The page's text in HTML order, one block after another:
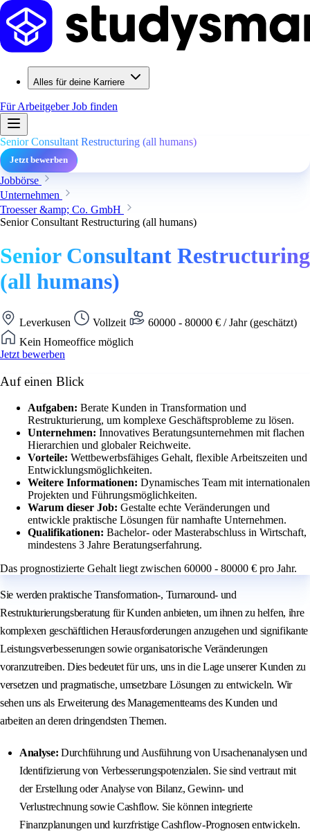
Alles für deine Karriere
Für ArbeitgeberJob finden
Senior Consultant Restructuring (all humans)
Jetzt bewerben
Jobbörse
Unternehmen
Troesser &amp; Co. GmbH
Senior Consultant Restructuring (all humans)
Senior Consultant Restructuring
(all humans)
Leverkusen Vollzeit
60000 - 80000 € / Jahr (geschätzt)
Kein Homeoffice möglich
Jetzt bewerben
Auf einen Blick
Aufgaben: Berate Kunden in Transformation und
Restrukturierung, um komplexe Geschäftsprobleme zu lösen.
Unternehmen: Innovatives Beratungsunternehmen mit flachen
Hierarchien und globaler Reichweite.
Vorteile: Wettbewerbsfähiges Gehalt, flexible Arbeitszeiten und
Entwicklungsmöglichkeiten.
Weitere Informationen: Dynamisches Team mit internationalen
Projekten und Führungsmöglichkeiten.
Warum dieser Job: Gestalte echte Veränderungen und
entwickle praktische Lösungen für namhafte Unternehmen.
Qualifikationen: Bachelor- oder Masterabschluss in Wirtschaft,
mindestens 3 Jahre Beratungserfahrung.
Das prognostizierte Gehalt liegt zwischen 60000 - 80000 € pro Jahr.
Sie werden praktische Transformation-, Turnaround- und
Restrukturierungsberatung für Kunden anbieten, um ihnen zu helfen, ihre
komplexen geschäftlichen Herausforderungen anzugehen und signifikante
Leistungsverbesserungen sowie organisatorische Veränderungen
voranzutreiben. Dies bedeutet für uns, uns in die Lage unserer Kunden zu
versetzen und pragmatische, umsetzbare Lösungen zu entwickeln. Wir
sehen uns als Erweiterung des Managementteams des Kunden und
arbeiten an deren dringendsten Themen.
Analyse: Durchführung und Ausführung von Ursachenanalysen und
Identifizierung von Verbesserungspotenzialen. Sie sind vertraut mit
der Erstellung oder Analyse von Bilanz, Gewinn- und
Verlustrechnung sowie Cashflow. Sie können integrierte
Finanzplanungen und kurzfristige Cashflow-Prognosen entwickeln.